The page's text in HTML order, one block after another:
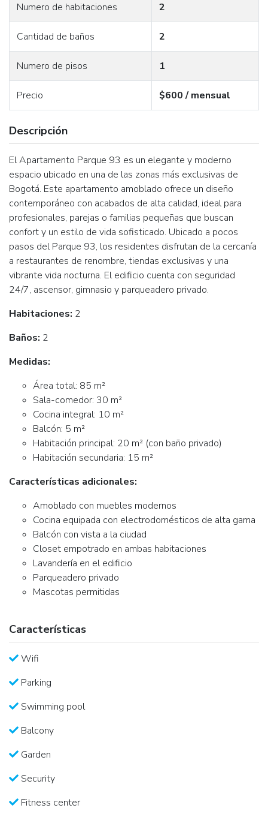
Numero de habitaciones 2
Cantidad de baños 2
Numero de pisos 1
Precio $600 / mensual
Descripción
El Apartamento Parque 93 es un elegante y moderno
espacio ubicado en una de las zonas más exclusivas de
Bogotá. Este apartamento amoblado ofrece un diseño
contemporáneo con acabados de alta calidad, ideal para
profesionales, parejas o familias pequeñas que buscan
confort y un estilo de vida sofisticado. Ubicado a pocos
pasos del Parque 93, los residentes disfrutan de la cercanía
a restaurantes de renombre, tiendas exclusivas y una
vibrante vida nocturna. El edificio cuenta con seguridad
24/7, ascensor, gimnasio y parqueadero privado.
Habitaciones: 2
Baños: 2
Medidas:
Área total: 85 m²
Sala-comedor: 30 m²
Cocina integral: 10 m²
Balcón: 5 m²
Habitación principal: 20 m² (con baño privado)
Habitación secundaria: 15 m²
Características adicionales:
Amoblado con muebles modernos
Cocina equipada con electrodomésticos de alta gama
Balcón con vista a la ciudad
Closet empotrado en ambas habitaciones
Lavandería en el edificio
Parqueadero privado
Mascotas permitidas
Características
Wifi
Parking
Swimming pool
Balcony
Garden
Security
Fitness center